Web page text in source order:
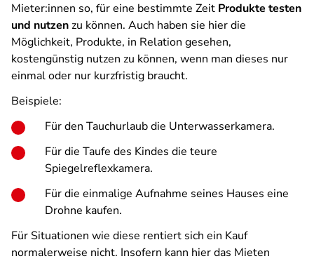
Mieter:innen so, für eine bestimmte Zeit Produkte testen
und nutzenzu können. Auch haben sie hier die
Möglichkeit, Produkte, in Relation gesehen,
kostengünstig nutzen zu können, wenn man dieses nur
einmal oder nur kurzfristig braucht.
Beispiele:
Für den Tauchurlaub die Unterwasserkamera.
Für die Taufe des Kindes die teure
Spiegelreflexkamera.
Für die einmalige Aufnahme seines Hauses eine
Drohne kaufen.
Für Situationen wie diese rentiert sich ein Kauf
normalerweise nicht. Insofern kann hier das Mieten